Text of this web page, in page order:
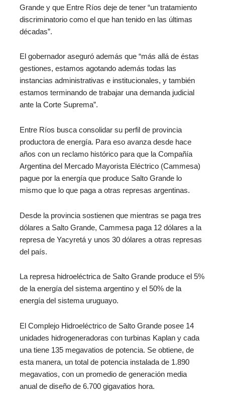
Grande y que Entre Ríos deje de tener “un tratamiento
discriminatorio como el que han tenido en las últimas
décadas”.
El gobernador aseguró además que “más allá de éstas
gestiones, estamos agotando además todas las
instancias administrativas e institucionales, y también
estamos terminando de trabajar una demanda judicial
ante la Corte Suprema”.
Entre Ríos busca consolidar su perfil de provincia
productora de energía. Para eso avanza desde hace
años con un reclamo histórico para que la Compañía
Argentina del Mercado Mayorista Eléctrico (Cammesa)
pague por la energía que produce Salto Grande lo
mismo que lo que paga a otras represas argentinas.
Desde la provincia sostienen que mientras se paga tres
dólares a Salto Grande, Cammesa paga 12 dólares a la
represa de Yacyretá y unos 30 dólares a otras represas
del país.
La represa hidroeléctrica de Salto Grande produce el 5%
de la energía del sistema argentino y el 50% de la
energía del sistema uruguayo.
El Complejo Hidroeléctrico de Salto Grande posee 14
unidades hidrogeneradoras con turbinas Kaplan y cada
una tiene 135 megavatios de potencia. Se obtiene, de
esta manera, un total de potencia instalada de 1.890
megavatios, con un promedio de generación media
anual de diseño de 6.700 gigavatios hora.